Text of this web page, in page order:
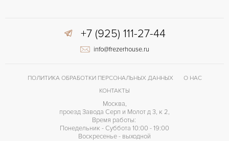
+7 (925) 111-27-44
info@frezerhouse.ru
ПОЛИТИКА ОБРАБОТКИ ПЕРСОНАЛЬНЫХ ДАННЫХ
О НАС
КОНТАКТЫ
Москва,
проезд Завода Серп и Молот д 3, к 2,
Время работы:
Понедельник - Суббота 10:00 - 19:00
Воскресенье - выходной